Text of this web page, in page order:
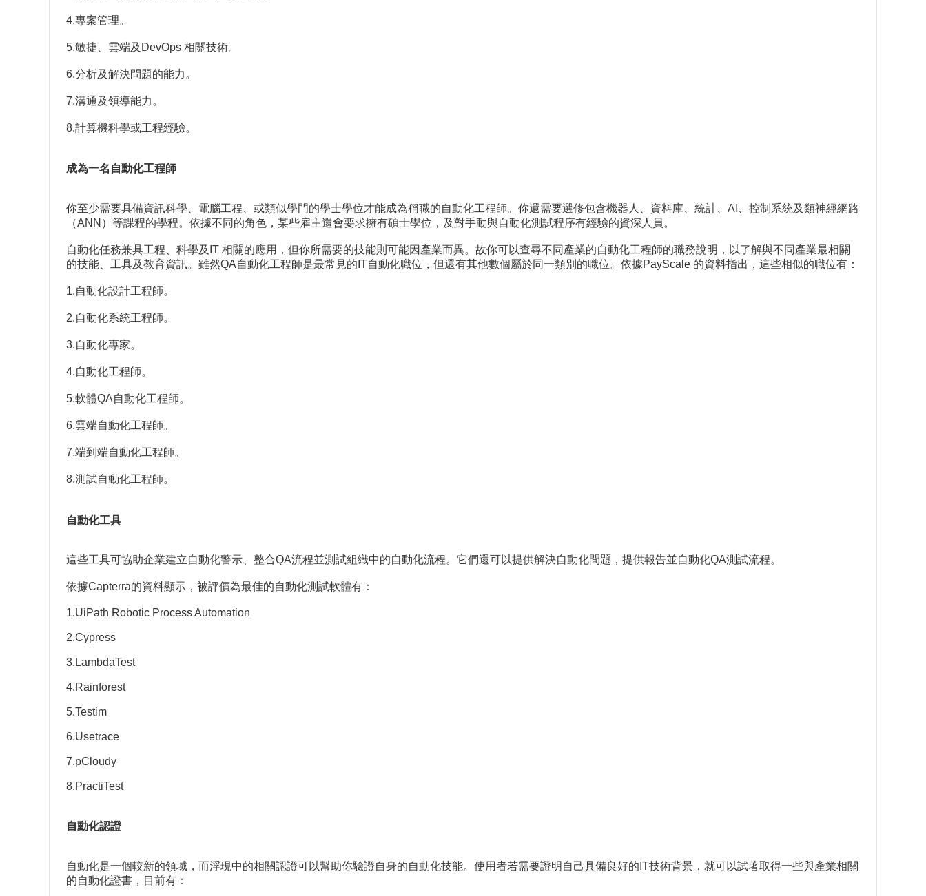
4.專案管理。
5.敏捷、雲端及DevOps 相關技術。
6.分析及解決問題的能力。
7.溝通及領導能力。
8.計算機科學或工程經驗。
成為一名自動化工程師
你至少需要具備資訊科學、電腦工程、或類似學門的學士學位才能成為稱職的自動化工程師。你還需要選修包含機器人、資料庫、統計、AI、控制系統及類神經網路
（ANN）等課程的學程。依據不同的角色，某些雇主還會要求擁有碩士學位，及對手動與自動化測試程序有經驗的資深人員。
自動化任務兼具工程、科學及IT 相關的應用，但你所需要的技能則可能因產業而異。故你可以查尋不同產業的自動化工程師的職務說明，以了解與不同產業最相關
的技能、工具及教育資訊。雖然QA自動化工程師是最常見的IT自動化職位，但還有其他數個屬於同一類別的職位。依據PayScale 的資料指出，這些相似的職位有：
1.自動化設計工程師。
2.自動化系統工程師。
3.自動化專家。
4.自動化工程師。
5.軟體QA自動化工程師。
6.雲端自動化工程師。
7.端到端自動化工程師。
8.測試自動化工程師。
自動化工具
這些工具可協助企業建立自動化警示、整合QA流程並測試組織中的自動化流程。它們還可以提供解決自動化問題，提供報告並自動化QA測試流程。
依據Capterra的資料顯示，被評價為最佳的自動化測試軟體有：
1.UiPath Robotic Process Automation
2.Cypress
3.LambdaTest
4.Rainforest
5.Testim
6.Usetrace
7.pCloudy
8.PractiTest
自動化認證
自動化是一個較新的領域，而浮現中的相關認證可以幫助你驗證自身的自動化技能。使用者若需要證明自己具備良好的IT技術背景，就可以試著取得一些與產業相關
的自動化證書，目前有：